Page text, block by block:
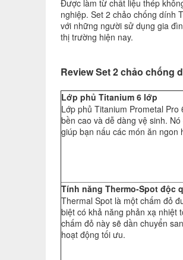
Được làm từ chất liệu thép
nghiệp. Set 2 chảo chống dính
với những người sử dụng gia
thị trường hiện nay.
Review Set 2 chảo chống
Lớp phủ Titanium 6 lớp
Lớp phủ Titanium Prometal
bền cao và dễ dàng vệ sinh.
giúp bạn nấu các món ăn ngon
Tính năng Thermo-Spot độc
Thermal Spot là một chấm đỏ
biệt có khả năng phản xạ nhiệt
chấm đỏ này sẽ dần chuyển
hoạt động tối ưu.